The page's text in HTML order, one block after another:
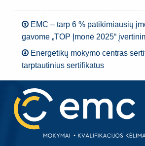
EMC – tarp 6 % patikimiausių
gavome „TOP Įmonė 2025“
Energetikų mokymo centras
tarptautinius sertifikatus